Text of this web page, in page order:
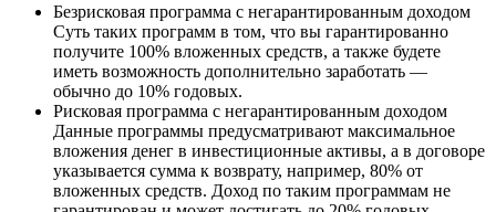
Безрисковая программа с негарантированным доходом
Суть таких программ в том, что вы гарантированно
получите 100% вложенных средств, а также будете
иметь возможность дополнительно заработать —
обычно до 10% годовых.
Рисковая программа с негарантированным доходом
Данные программы предусматривают максимальное
вложения денег в инвестиционные активы, а в договоре
указывается сумма к возврату, например, 80% от
вложенных средств. Доход по таким программам не